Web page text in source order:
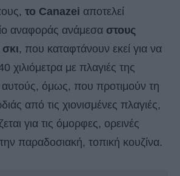
το Canazei αποτελεί
αναφοράς ανάμεσα στους
, που καταφτάνουν εκεί για να
χιλιόμετρα με πλαγιές της
αυτούς, όμως, που προτιμούν τη
από τις χιονισμένες πλαγιές,
για τις όμορφες, ορεινές
παραδοσιακή, τοπική κουζίνα.